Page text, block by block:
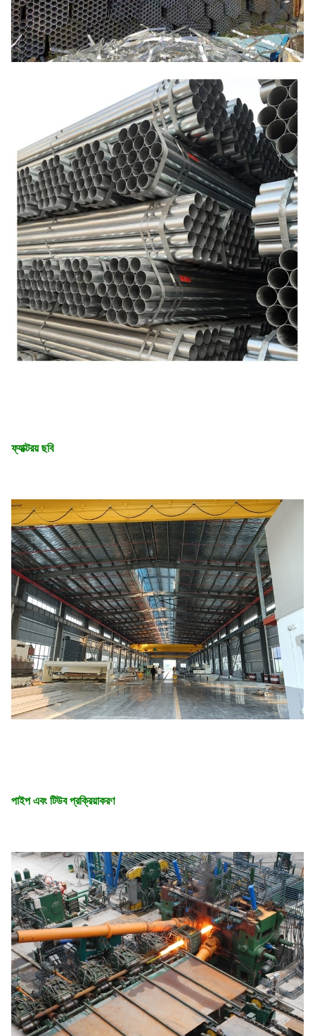
ফ্যাক্টরয় ছবি
পাইপ এবং টিউব প্রক্রিয়াকরণ